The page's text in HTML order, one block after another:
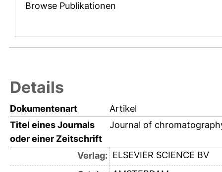
Browse Publikationen
Details
Dokumentenart
Artikel
Titel eines Journals
oder einer Zeitschrift
Journal of
Verlag: ELSEVIER SCIENCE BV